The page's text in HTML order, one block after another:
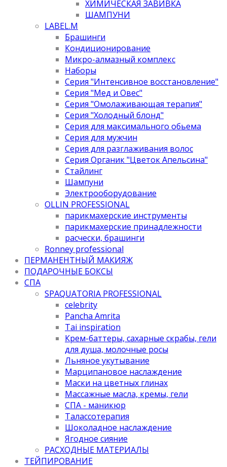
ХИМИЧЕСКАЯ ЗАВИВКА
ШАМПУНИ
LABEL.M
Брашинги
Кондиционирование
Микро-алмазный комплекс
Наборы
Серия "Интенсивное восстановление"
Серия "Мед и Овес"
Серия "Омолаживающая терапия"
Серия "Холодный блонд"
Серия для максимального обьема
Серия для мужчин
Серия для разглаживания волос
Серия Органик "Цветок Апельсина"
Стайлинг
Шампуни
Электрооборудование
OLLIN PROFESSIONAL
парикмахерские инструменты
парикмахерские принадлежности
расчески, брашинги
Ronney professional
ПЕРМАНЕНТНЫЙ МАКИЯЖ
ПОДАРОЧНЫЕ БОКСЫ
СПА
SPAQUATORIA PROFESSIONAL
celebrity
Pancha Amrita
Tai inspiration
Крем-баттеры, сахарные скрабы, гели
для душа, молочные росы
Льняное укутывание
Марципановое наслаждение
Маски на цветных глинах
Массажные масла, кремы, гели
СПА - маникюр
Талассотерапия
Шоколадное наслаждение
Ягодное сияние
РАСХОДНЫЕ МАТЕРИАЛЫ
ТЕЙПИРОВАНИЕ